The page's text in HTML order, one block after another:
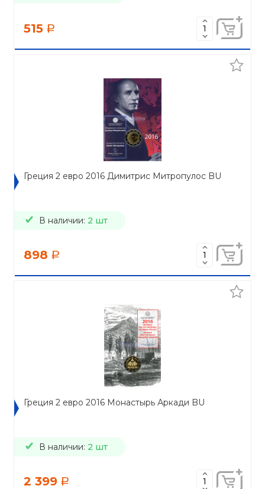
515 a
Греция 2 евро 2016 Димитрис Митропулос BU
В наличии: 2 шт
898 a
Греция 2 евро 2016 Монастырь Аркади BU
В наличии: 2 шт
2 399 a